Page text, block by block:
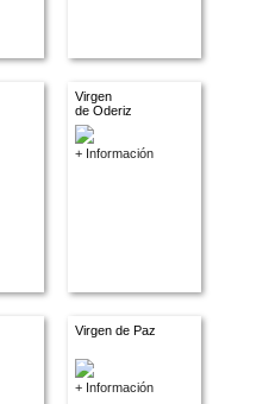
Virgen
de Oderiz
+ Información
Virgen de Paz
+ Información